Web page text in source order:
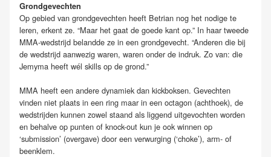
Grondgevechten
Op gebied van grondgevechten heeft Betrian nog het nodige te
leren, erkent ze. “Maar het gaat de goede kant op.” In haar tweede
MMA-wedstrijd belandde ze in een grondgevecht. “Anderen die bij
de wedstrijd aanwezig waren, waren onder de indruk. Zo van: die
Jemyma heeft wél skills op de grond.”
MMA heeft een andere dynamiek dan kickboksen. Gevechten
vinden niet plaats in een ring maar in een octagon (achthoek), de
wedstrijden kunnen zowel staand als liggend uitgevochten worden
en behalve op punten of knock-out kun je ook winnen op
‘submission’ (overgave) door een verwurging (‘choke’), arm- of
beenklem.